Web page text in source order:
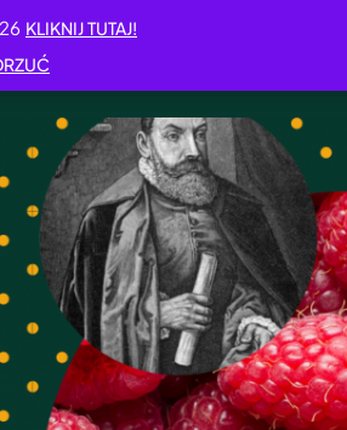
KLIKNIJ TUTAJ!